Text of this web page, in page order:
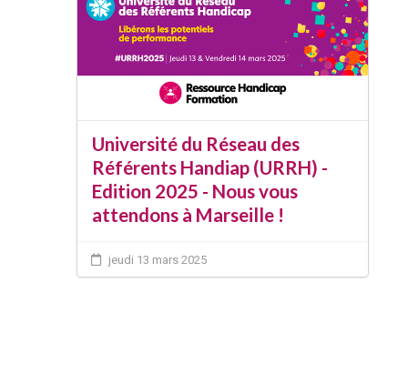
Université du Réseau des
Référents Handiap (URRH) -
Edition 2025 - Nous vous
attendons à Marseille !
jeudi 13 mars 2025